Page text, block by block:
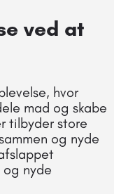
ved at
hvor
mad og skabe
tilbyder store
og nyde
og nyde